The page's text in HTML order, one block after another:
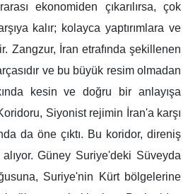
ekonomiden çıkarılırsa, çok
kalır; kolayca yaptırımlara ve
Zangzur, İran etrafında şekillenen
ve bu büyük resim olmadan
kesin ve doğru bir anlayışa
Siyonist rejimin İran'a karşı
da öne çıktı. Bu koridor, direniş
Güney Suriye'deki Süveyda
Suriye'nin Kürt bölgelerine